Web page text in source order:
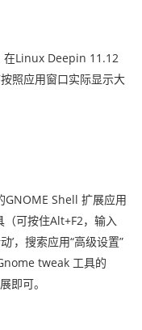
在Linux Deepin 11.12
照应用窗口实际显示大
Shell 扩展应用
可按住Alt+F2，输入
’，搜索应用“高级设置”
tweak 工具的
即可。